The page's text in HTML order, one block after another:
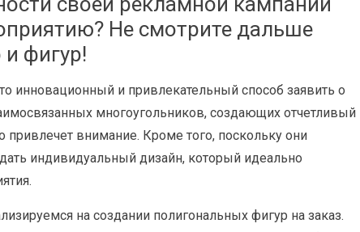
Не смотрите дальше
и фигур!
инновационный и привлекательный способ заявить о
многоугольников, создающих отчетливый
привлечет внимание. Кроме того, поскольку они
индивидуальный дизайн, который идеально
на создании полигональных фигур на заказ.